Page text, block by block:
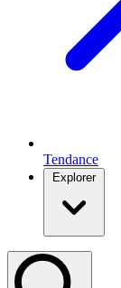
Tendance
Explorer